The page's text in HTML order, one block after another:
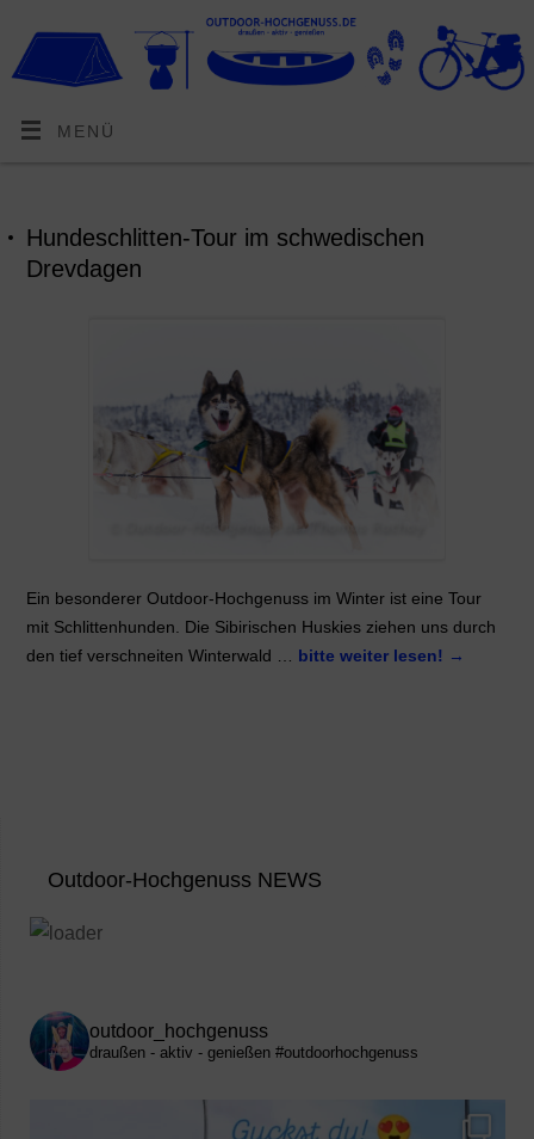
MENÜ
Hundeschlitten-Tour im schwedischen
Drevdagen
Ein besonderer Outdoor-Hochgenuss im Winter ist eine Tour
mit Schlittenhunden. Die Sibirischen Huskies ziehen uns durch
den tief verschneiten Winterwald … bitte weiter lesen! →
Outdoor-Hochgenuss NEWS
outdoor_hochgenuss
draußen - aktiv - genießen #outdoorhochgenuss